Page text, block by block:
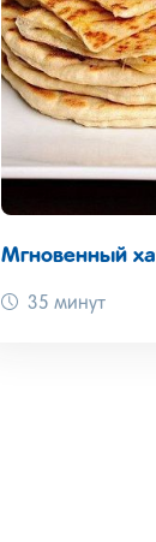
Мгновенный
35 минут